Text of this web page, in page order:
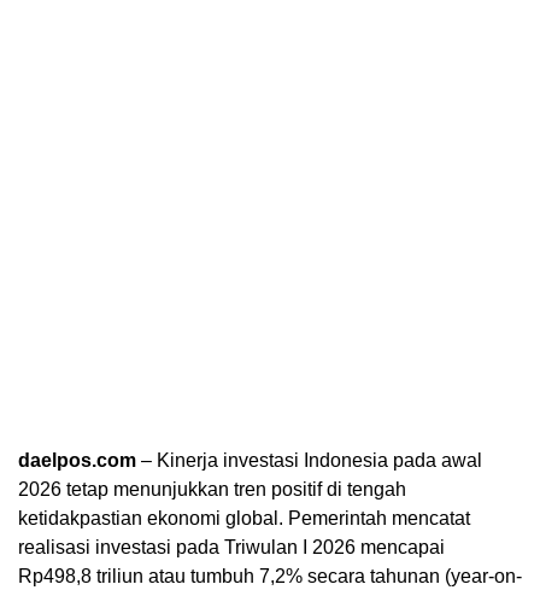
daelpos.com – Kinerja investasi Indonesia pada awal
2026 tetap menunjukkan tren positif di tengah
ketidakpastian ekonomi global. Pemerintah mencatat
realisasi investasi pada Triwulan I 2026 mencapai
Rp498,8 triliun atau tumbuh 7,2% secara tahunan (year-on-